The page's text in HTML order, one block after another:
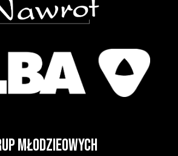
młodzieowych